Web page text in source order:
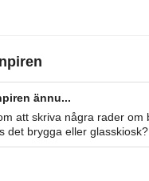
ännu...
att skriva några rader om
det brygga eller glasskiosk?